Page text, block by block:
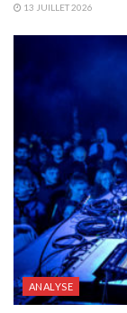
13 JUILLET 2026
ANALYSE